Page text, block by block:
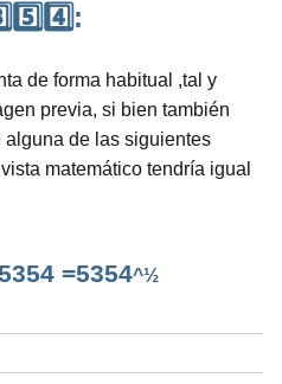
de forma habitual ,tal y
previa, si bien también
alguna de las siguientes
matemático tendría igual
=5354^½